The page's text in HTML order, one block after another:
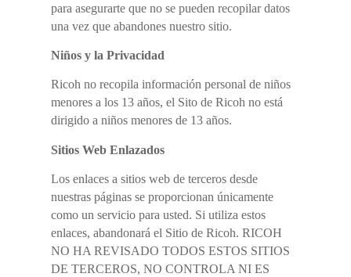
para asegurarte que no se pueden recopilar datos
una vez que abandones nuestro sitio.
Niños y la Privacidad
Ricoh no recopila información personal de niños
menores a los 13 años, el Sito de Ricoh no está
dirigido a niños menores de 13 años.
Sitios Web Enlazados
Los enlaces a sitios web de terceros desde
nuestras páginas se proporcionan únicamente
como un servicio para usted. Si utiliza estos
enlaces, abandonará el Sitio de Ricoh. RICOH
NO HA REVISADO TODOS ESTOS SITIOS
DE TERCEROS, NO CONTROLA NI ES